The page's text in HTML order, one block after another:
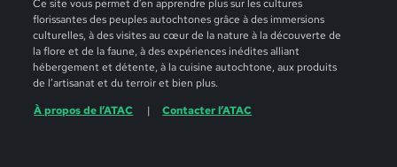
Ce site vous permet d’en apprendre plus sur les cultures
florissantes des peuples autochtones grâce à des immersions
culturelles, à des visites au cœur de la nature à la découverte de
la flore et de la faune, à des expériences inédites alliant
hébergement et détente, à la cuisine autochtone, aux produits
de l’artisanat et du terroir et bien plus.
À propos de l’ATAC
Contacter l’ATAC